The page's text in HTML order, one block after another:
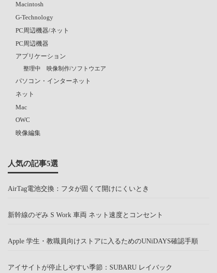
Macintosh
G-Technology
PC周辺機器/ネット
PC周辺機器
アプリケーション
整理中 映像制作/ソフトウエア
パソコン・インターネット
ネット
Mac
OWC
映像編集
人気の記事5選
AirTag電池交換：フタが固くて開けにくいとき
新幹線のぞみ S Work 車両 ネット速度とコンセント
Apple 学生・教職員向けストアに入るためのUNiDAYS確認手順
アイサイトが停止しやすい季節：SUBARU レイバック